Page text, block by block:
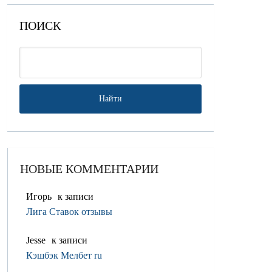
ПОИСК
НОВЫЕ КОММЕНТАРИИ
Игорь к записи
Лига Ставок отзывы
Jesse к записи
Кэшбэк Мелбет ru